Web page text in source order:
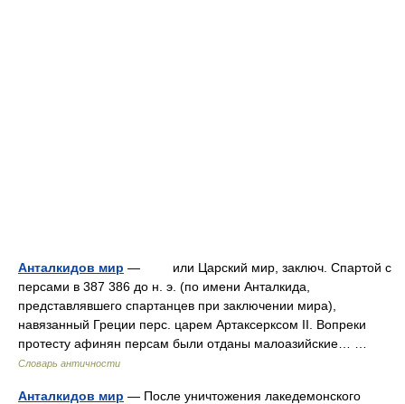
Анталкидов мир — или Царский мир, заключ. Спартой с
персами в 387 386 до н. э. (по имени Анталкида,
представлявшего спартанцев при заключении мира),
навязанный Греции перс. царем Артаксерксом II. Вопреки
протесту афинян персам были отданы малоазийские… …
Словарь античности
Анталкидов мир — После уничтожения лакедемонского